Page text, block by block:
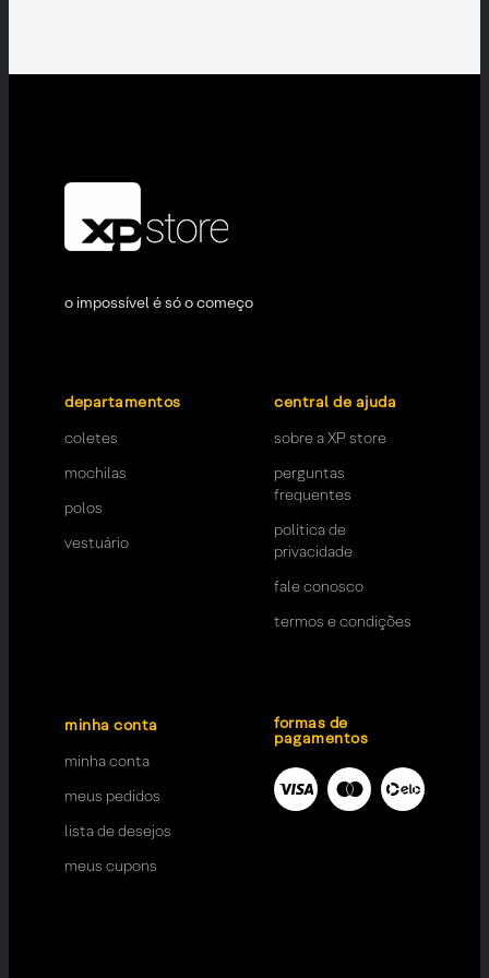
o impossível é só o começo
departamentos
coletes
mochilas
polos
vestuário
central de ajuda
sobre a XP store
perguntas
frequentes
política de
privacidade
fale conosco
termos e condições
minha conta
minha conta
meus pedidos
lista de desejos
meus cupons
formas de
pagamentos